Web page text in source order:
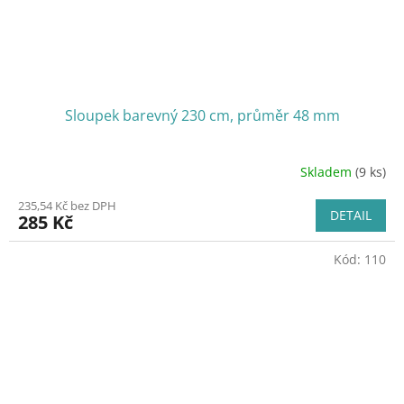
Sloupek barevný 230 cm, průměr 48 mm
Skladem (9 ks)
235,54 Kč bez DPH
285 Kč DETAIL
Kód: 110